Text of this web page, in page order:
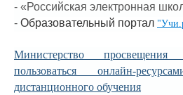
- «Российская электронная
- Образовательный портал
Министерство просвещения
пользоваться онлайн-
дистанционного обучения